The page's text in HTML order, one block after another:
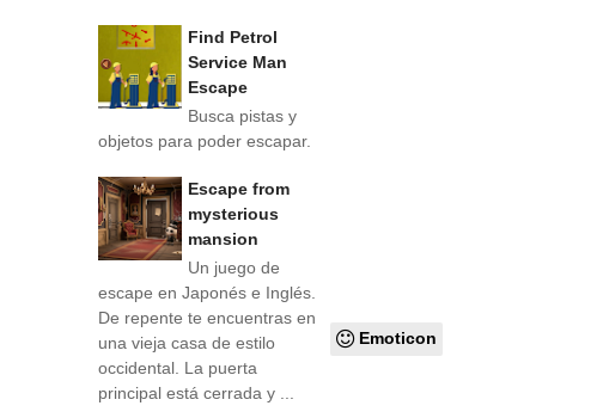
Emoticon
Find Petrol
Service Man
Escape
Busca pistas y
objetos para poder escapar.
Escape from
mysterious
mansion
Un juego de
escape en Japonés e Inglés.
De repente te encuentras en
una vieja casa de estilo
occidental. La puerta
principal está cerrada y ...